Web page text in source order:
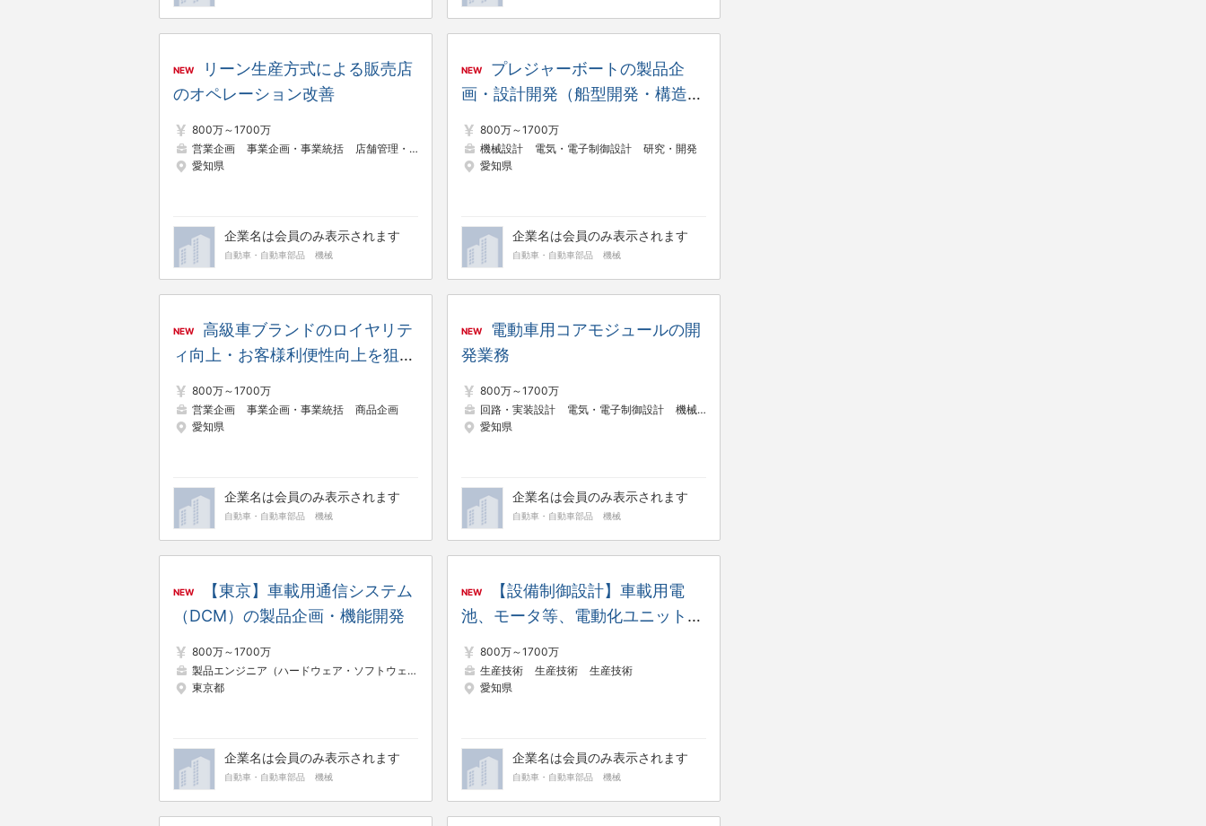
NEW
リーン生産方式による販売店
のオペレーション改善
800万～1700万
営業企画
事業企画・事業統括
店舗管理・店舗運営
愛知県
企業名は会員のみ表示されます
自動車・自動車部品 機械
NEW
プレジャーボートの製品企
画・設計開発（船型開発・構造設
800万～1700万
機械設計
電気・電子制御設計
研究・開発
愛知県
企業名は会員のみ表示されます
自動車・自動車部品 機械
NEW
高級車ブランドのロイヤリテ
ィ向上・お客様利便性向上を狙い
企画・ビジネス展開）
800万～1700万
営業企画
事業企画・事業統括
商品企画
愛知県
企業名は会員のみ表示されます
自動車・自動車部品 機械
NEW
電動車用コアモジュールの開
発業務
800万～1700万
回路・実装設計
電気・電子制御設計
機械設計
愛知県
企業名は会員のみ表示されます
自動車・自動車部品 機械
NEW
【東京】車載用通信システム
（DCM）の製品企画・機能開発
800万～1700万
製品エンジニア（ハードウェア・ソフトウェア）
プロジェクトリーダー（制御・組み込み系）
東京都
企業名は会員のみ表示されます
自動車・自動車部品 機械
NEW
【設備制御設計】車載用電
池、モータ等、電動化ユニットの
800万～1700万
生産技術
生産技術
生産技術
愛知県
企業名は会員のみ表示されます
自動車・自動車部品 機械